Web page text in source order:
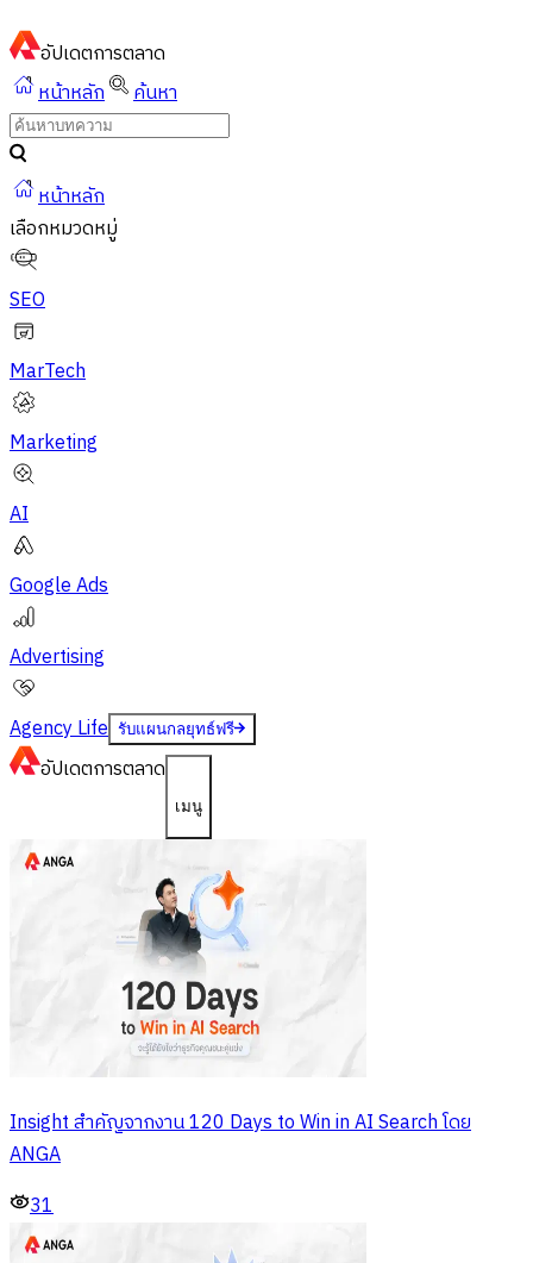
อัปเดตการตลาด
หน้าหลัก
ค้นหา
หน้าหลัก
เลือกหมวดหมู่
SEO
MarTech
Marketing
AI
Google Ads
Advertising
Agency Life รับแผนกลยุทธ์ฟรี
อัปเดตการตลาด
เมนู
Insight สำคัญจากงาน 120 Days to Win in AI Search โดย
ANGA
31